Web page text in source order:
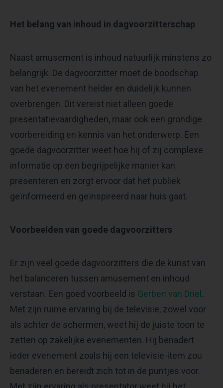
Het belang van inhoud in dagvoorzitterschap
Naast amusement is inhoud natuurlijk minstens zo
belangrijk. De dagvoorzitter moet de boodschap
van het evenement helder en duidelijk kunnen
overbrengen. Dit vereist niet alleen goede
presentatievaardigheden, maar ook een grondige
voorbereiding en kennis van het onderwerp. Een
goede dagvoorzitter weet hoe hij of zij complexe
informatie op een begrijpelijke manier kan
presenteren en zorgt ervoor dat het publiek
geïnformeerd en geïnspireerd naar huis gaat.
Voorbeelden van goede dagvoorzitters
Er zijn veel goede dagvoorzitters die de kunst van
het balanceren tussen amusement en inhoud
verstaan. Een goed voorbeeld is Gerben van Driel .
Met zijn ruime ervaring bij de televisie, zowel voor
als achter de schermen, weet hij de juiste toon te
zetten op zakelijke evenementen. Hij benadert
ieder evenement zoals hij een televisie-item zou
benaderen en bereidt zich tot in de puntjes voor.